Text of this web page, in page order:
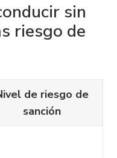
sin
riesgo de
de riesgo de
sanción